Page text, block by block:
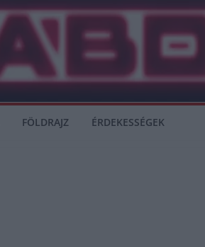
FÖLDRAJZ ÉRDEKESSÉGEK